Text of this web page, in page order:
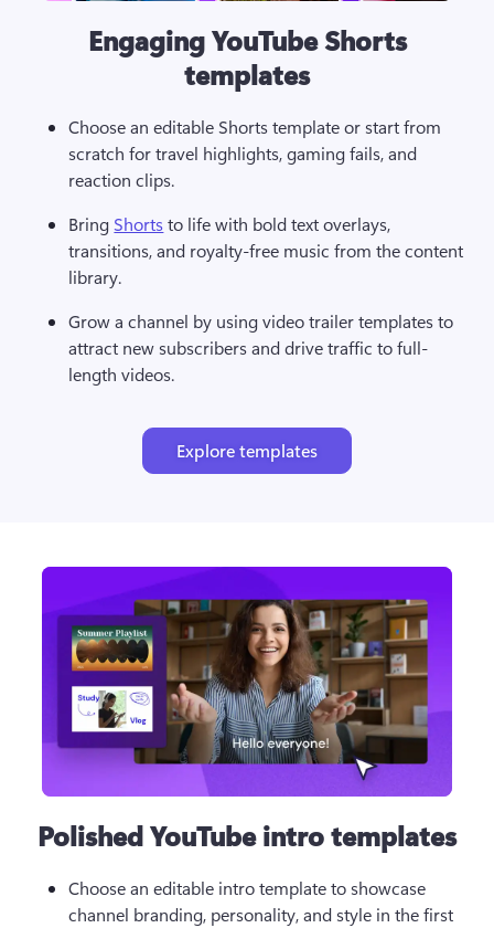
Engaging YouTube Shorts
templates
Choose an editable Shorts template or start from
scratch for travel highlights, gaming fails, and
reaction clips.
Bring Shorts to life with bold text overlays,
transitions, and royalty-free music from the content
library.
Grow a channel by using video trailer templates to
attract new subscribers and drive traffic to full-
length videos.
Explore templates
Polished YouTube intro templates
Choose an editable intro template to showcase
channel branding, personality, and style in the first